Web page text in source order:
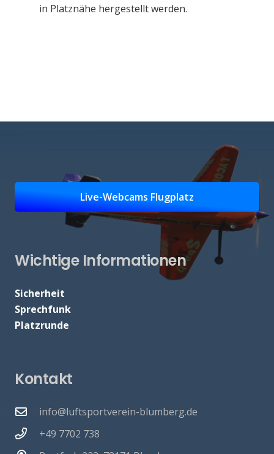
in Platznähe hergestellt werden.
Live-Webcams Flugplatz
Wichtige Informationen
Sicherheit
Sprechfunk
Platzrunde
Kontakt
info@luftsportverein-blumberg.de
+49 7702 738